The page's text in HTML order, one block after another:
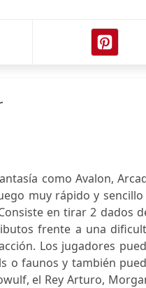
como Avalon,
muy rápido y sencillo
en tirar 2 dados
frente a una
Los jugadores
o faunos y también
el Rey Arturo,